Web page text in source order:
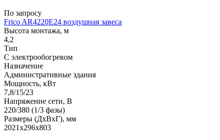
По запросу
Frico AR4220E24 воздушная завеса
Высота монтажа, м
4,2
Тип
С электрообогревом
Назначение
Административные здания
Мощность, кВт
7,8/15/23
Напряжение сети, В
220/380 (1/3 фазы)
Размеры (ДхВхГ), мм
2021x296x803